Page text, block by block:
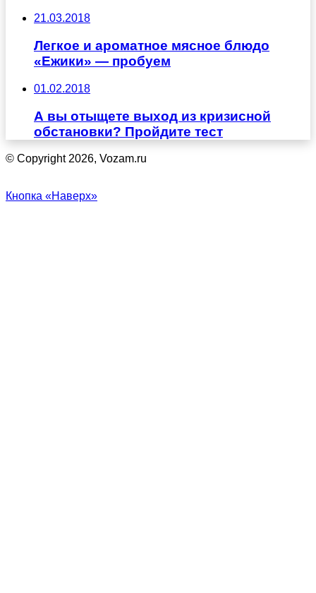
21.03.2018
Легкое и ароматное мясное блюдо
«Ежики» — пробуем
01.02.2018
А вы отыщете выход из кризисной
обстановки? Пройдите тест
© Copyright 2026, Vozam.ru
Кнопка «Наверх»